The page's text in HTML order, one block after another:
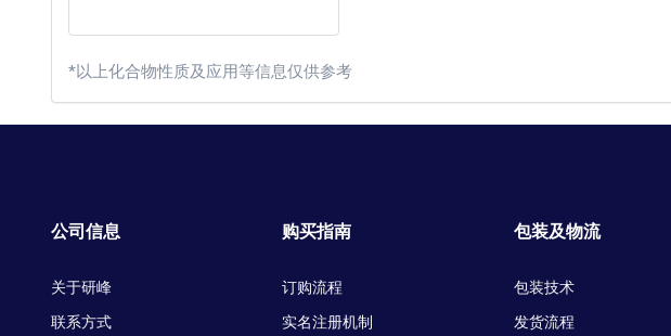
*以上化合物性质及应用等信息仅供参考
公司信息
关于研峰
联系方式
购买指南
订购流程
实名注册机制
包装及物流
包装技术
发货流程